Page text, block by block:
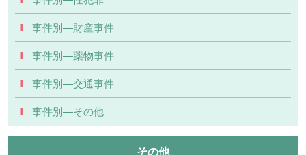
事件別―財産事件
事件別―薬物事件
事件別―交通事件
事件別―その他
その他